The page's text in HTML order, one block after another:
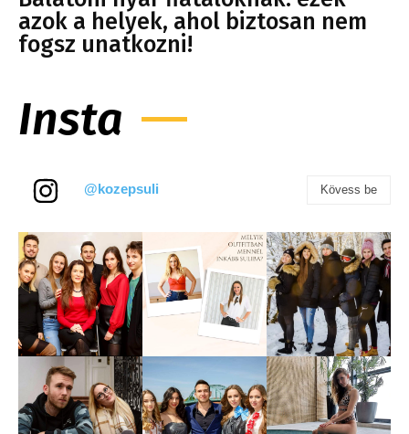
azok a helyek, ahol biztosan nem
fogsz unatkozni!
Insta
@kozepsuli Kövess be